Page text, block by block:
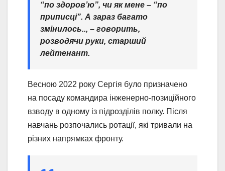
“по здоров’ю”, чи як мене – “по
приписці”. А зараз багато
змінилось.., – говорить,
розводячи руки, старший
лейтенант.
Весною 2022 року Сергія було призначено
на посаду командира інженерно-позиційного
взводу в одному із підрозділів полку. Після
навчань розпочались ротації, які тривали на
різних напрямках фронту.